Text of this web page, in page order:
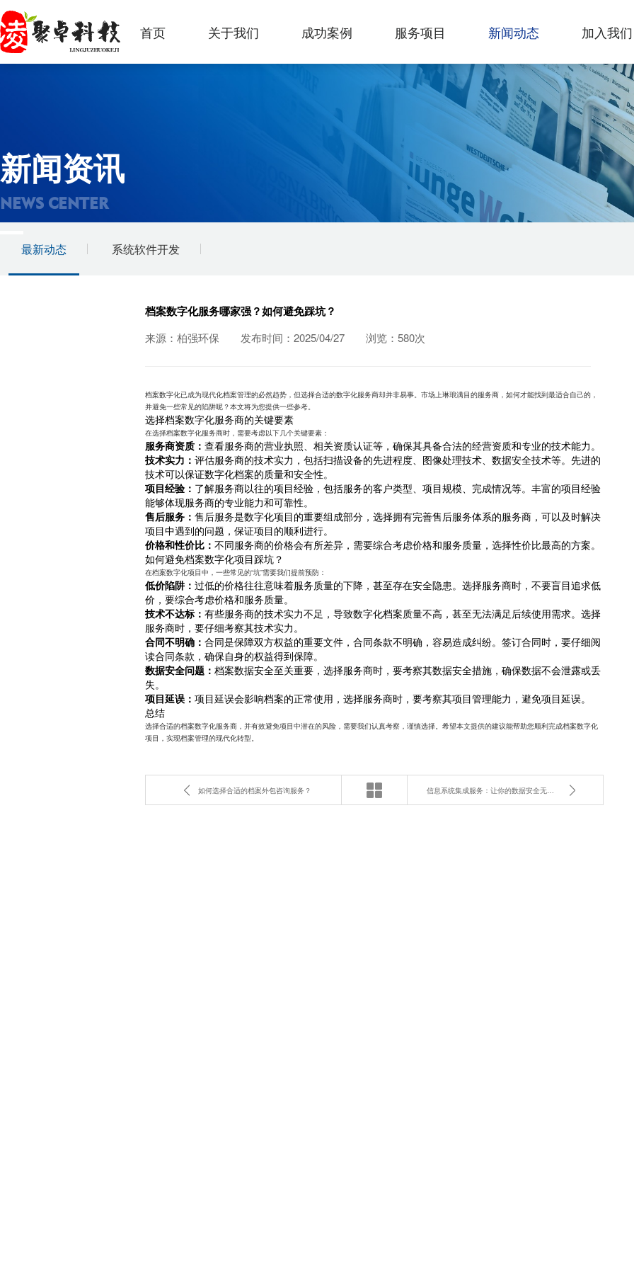
首页 关于我们 成功案例 服务项目 新闻动态 加入我们
新闻资讯
NEWS CENTER
最新动态 系统软件开发
档案数字化服务哪家强？如何避免踩坑？
来源：柏强环保 发布时间：2025/04/27 浏览：580次
档案数字化已成为现代化档案管理的必然趋势，但选择合适的数字化服务商却并非易事。市场上琳琅满目的服务商，如何才能找到最适合自己的，
并避免一些常见的陷阱呢？本文将为您提供一些参考。
选择档案数字化服务商的关键要素
在选择档案数字化服务商时，需要考虑以下几个关键要素：
服务商资质：查看服务商的营业执照、相关资质认证等，确保其具备合法的经营资质和专业的技术能力。
技术实力：评估服务商的技术实力，包括扫描设备的先进程度、图像处理技术、数据安全技术等。先进的
技术可以保证数字化档案的质量和安全性。
项目经验： 了解服务商以往的项目经验，包括服务的客户类型、项目规模、完成情况等。丰富的项目经验
能够体现服务商的专业能力和可靠性。
售后服务：售后服务是数字化项目的重要组成部分，选择拥有完善售后服务体系的服务商，可以及时解决
项目中遇到的问题，保证项目的顺利进行。
价格和性价比：不同服务商的价格会有所差异，需要综合考虑价格和服务质量，选择性价比最高的方案。
如何避免档案数字化项目踩坑？
在档案数字化项目中，一些常见的“坑”需要我们提前预防：
低价陷阱：过低的价格往往意味着服务质量的下降，甚至存在安全隐患。选择服务商时，不要盲目追求低
价，要综合考虑价格和服务质量。
技术不达标：有些服务商的技术实力不足，导致数字化档案质量不高，甚至无法满足后续使用需求。选择
服务商时，要仔细考察其技术实力。
合同不明确：合同是保障双方权益的重要文件，合同条款不明确，容易造成纠纷。签订合同时，要仔细阅
读合同条款，确保自身的权益得到保障。
数据安全问题：档案数据安全至关重要，选择服务商时，要考察其数据安全措施，确保数据不会泄露或丢
失。
项目延误：项目延误会影响档案的正常使用，选择服务商时，要考察其项目管理能力，避免项目延误。
总结
选择合适的档案数字化服务商，并有效避免项目中潜在的风险，需要我们认真考察，谨慎选择。希望本文提供的建议能帮助您顺利完成档案数字化
项目，实现档案管理的现代化转型。
如何选择合适的档案外包咨询服务？